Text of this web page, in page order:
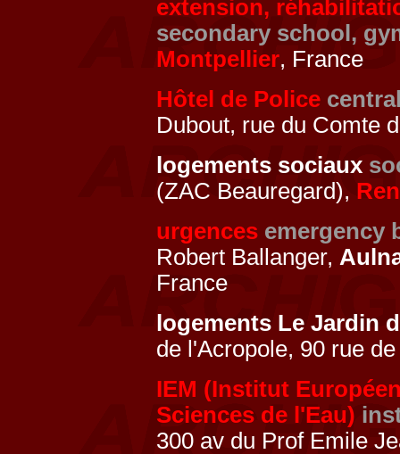
extension,
secondary school,
Montpellier, France
Hôtel de Police
Dubout, rue du Comte
logements sociaux
(ZAC Beauregard),
urgences emergency
Robert Ballanger,
France
logements Le Jardin
de l'Acropole, 90 rue
IEM (Institut
Sciences de l'Eau)
300 av du Prof Emile